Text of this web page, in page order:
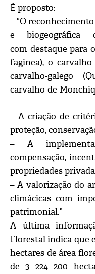
É proposto:
– “O
e biogeográfica
com destaque para
faginea), o
carvalho-galego
carvalho-de-
– A criação de
proteção,
– A
compensação,
propriedades
– A valorização do
climácicas com
patrimonial.”
A última
Florestal indica que
hectares de área
de 3 224 200